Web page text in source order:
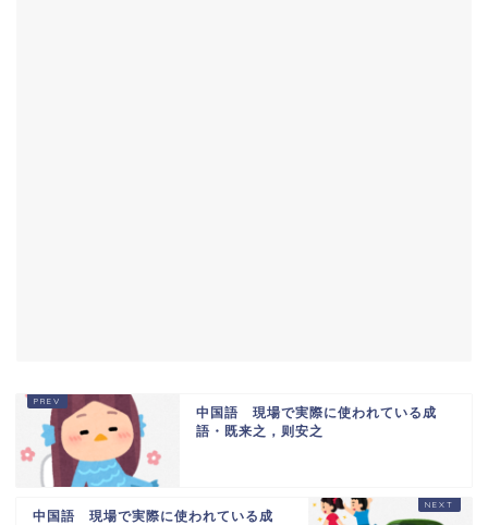
中国語 現場で実際に使われている成
語・既来之，则安之
中国語 現場で実際に使われている成